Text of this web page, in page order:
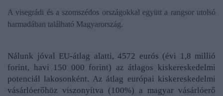
A visegrádi és a szomszédos országokkal együtt a rangsor utolsó
harmadában található Magyarország.
Nálunk jóval EU-átlag alatti, 4572 eurós (évi 1,8 millió
forint, havi 150 000 forint) az átlagos kiskereskedelmi
potenciál lakosonként. Az átlag európai kiskereskedelmi
vásárlóerőhöz viszonyítva (100%) a magyar vásárlóerő